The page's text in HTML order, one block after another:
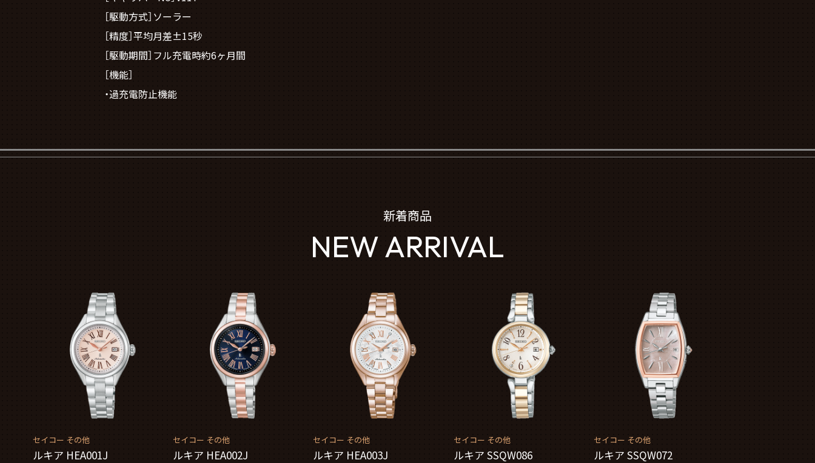
［駆動方式］ソーラー
［精度］平均月差±15秒
［駆動期間］フル充電時約6ヶ月間
［機能］
・過充電防止機能
新着商品
NEW ARRIVAL
セイコー その他
ルキア HEA001J
セイコー その他
ルキア HEA002J
セイコー その他
ルキア HEA003J
セイコー その他
ルキア SSQW086
セイコー その他
ルキア SSQW072